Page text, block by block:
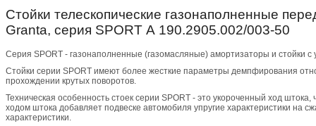
Стойки телескопические газонаполненные
Granta, серия SPORT А 190.2905.002/003-50
Серия SPORT - газонаполненные (газомасляные) амортизаторы и стойки
Стойки серии SPORT имеют более жесткие параметры демпфирования
прохождении крутых поворотов.
Техническая особенность стоек серии SPORT - это укороченный ход
ходом штока добавляет подвеске автомобиля упругие характеристики
характеристики.